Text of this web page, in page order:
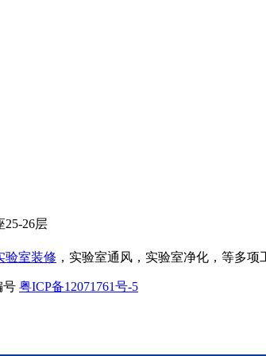
26层
验室装修 ，实验室通风，实验室净化，等多项
号 粤ICP备12071761号-5